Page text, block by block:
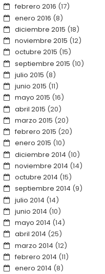
febrero 2016 (17)
enero 2016 (8)
diciembre 2015 (18)
noviembre 2015 (12)
octubre 2015 (15)
septiembre 2015 (10)
julio 2015 (8)
junio 2015 (11)
mayo 2015 (16)
abril 2015 (20)
marzo 2015 (20)
febrero 2015 (20)
enero 2015 (10)
diciembre 2014 (10)
noviembre 2014 (14)
octubre 2014 (15)
septiembre 2014 (9)
julio 2014 (14)
junio 2014 (10)
mayo 2014 (14)
abril 2014 (25)
marzo 2014 (12)
febrero 2014 (11)
enero 2014 (8)